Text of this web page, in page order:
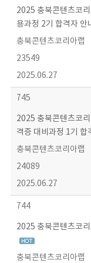
2025 충북콘텐츠코
용과정 2기 합격자 안
충북콘텐츠코리아랩
23549
2025.06.27
745
2025 충북콘텐츠코
격증 대비과정 1기 합
충북콘텐츠코리아랩
24089
2025.06.27
744
2025 충북콘텐츠코
충북콘텐츠코리아랩